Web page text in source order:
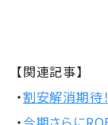
【関連記事】
・割安解消期待